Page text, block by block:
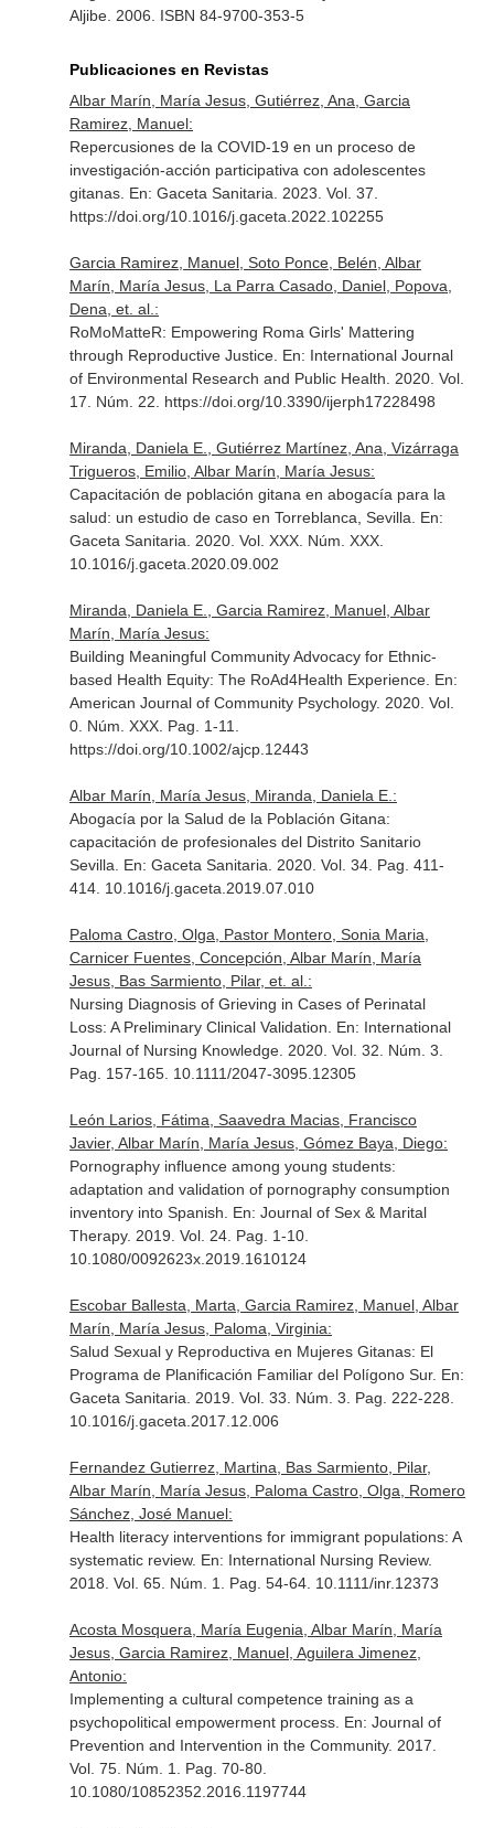
Aljibe. 2006. ISBN 84-9700-353-5
Publicaciones en Revistas
Albar Marín, María Jesus, Gutiérrez, Ana, Garcia
Ramirez, Manuel:
Repercusiones de la COVID-19 en un proceso de
investigación-acción participativa con adolescentes
gitanas. En: Gaceta Sanitaria . 2023. Vol. 37.
https://doi.org/10.1016/j.gaceta.2022.102255
Garcia Ramirez, Manuel, Soto Ponce, Belén, Albar
Marín, María Jesus, La Parra Casado, Daniel, Popova,
Dena, et. al.:
RoMoMatteR: Empowering Roma Girls' Mattering
through Reproductive Justice. En: International Journal
of Environmental Research and Public Health . 2020. Vol.
17. Núm. 22. https://doi.org/10.3390/ijerph17228498
Miranda, Daniela E., Gutiérrez Martínez, Ana, Vizárraga
Trigueros, Emilio, Albar Marín, María Jesus:
Capacitación de población gitana en abogacía para la
salud: un estudio de caso en Torreblanca, Sevilla. En:
Gaceta Sanitaria . 2020. Vol. XXX. Núm. XXX.
10.1016/j.gaceta.2020.09.002
Miranda, Daniela E., Garcia Ramirez, Manuel, Albar
Marín, María Jesus:
Building Meaningful Community Advocacy for Ethnic-
based Health Equity: The RoAd4Health Experience. En:
American Journal of Community Psychology. 2020. Vol.
0. Núm. XXX. Pag. 1-11.
https://doi.org/10.1002/ajcp.12443
Albar Marín, María Jesus, Miranda, Daniela E.:
Abogacía por la Salud de la Población Gitana:
capacitación de profesionales del Distrito Sanitario
Sevilla. En: Gaceta Sanitaria . 2020. Vol. 34. Pag. 411-
414. 10.1016/j.gaceta.2019.07.010
Paloma Castro, Olga, Pastor Montero, Sonia Maria,
Carnicer Fuentes, Concepción, Albar Marín, María
Jesus, Bas Sarmiento, Pilar, et. al.:
Nursing Diagnosis of Grieving in Cases of Perinatal
Loss: A Preliminary Clinical Validation. En: International
Journal of Nursing Knowledge. 2020. Vol. 32. Núm. 3.
Pag. 157-165. 10.1111/2047-3095.12305
León Larios, Fátima, Saavedra Macias, Francisco
Javier, Albar Marín, María Jesus, Gómez Baya, Diego:
Pornography influence among young students:
adaptation and validation of pornography consumption
inventory into Spanish. En: Journal of Sex & Marital
Therapy. 2019. Vol. 24. Pag. 1-10.
10.1080/0092623x.2019.1610124
Escobar Ballesta, Marta, Garcia Ramirez, Manuel, Albar
Marín, María Jesus, Paloma, Virginia:
Salud Sexual y Reproductiva en Mujeres Gitanas: El
Programa de Planificación Familiar del Polígono Sur. En:
Gaceta Sanitaria . 2019. Vol. 33. Núm. 3. Pag. 222-228.
10.1016/j.gaceta.2017.12.006
Fernandez Gutierrez, Martina, Bas Sarmiento, Pilar,
Albar Marín, María Jesus, Paloma Castro, Olga, Romero
Sánchez, José Manuel:
Health literacy interventions for immigrant populations: A
systematic review. En: International Nursing Review.
2018. Vol. 65. Núm. 1. Pag. 54-64. 10.1111/inr.12373
Acosta Mosquera, María Eugenia, Albar Marín, María
Jesus, Garcia Ramirez, Manuel, Aguilera Jimenez,
Antonio:
Implementing a cultural competence training as a
psychopolitical empowerment process. En: Journal of
Prevention and Intervention in the Community. 2017.
Vol. 75. Núm. 1. Pag. 70-80.
10.1080/10852352.2016.1197744